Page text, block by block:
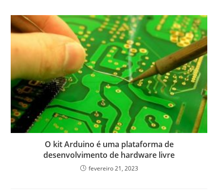
O kit Arduino é uma plataforma de
desenvolvimento de hardware livre
fevereiro 21, 2023